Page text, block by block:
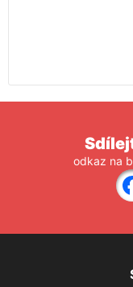
odkaz na